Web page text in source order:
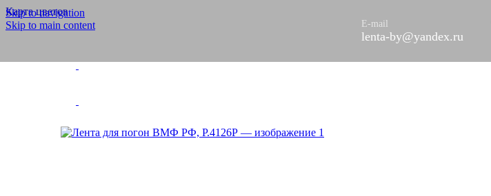
Карта цветов
Skip to navigation
Skip to main content
E-mail
lenta-by@yandex.ru
Шнуры
Велкро/липучка